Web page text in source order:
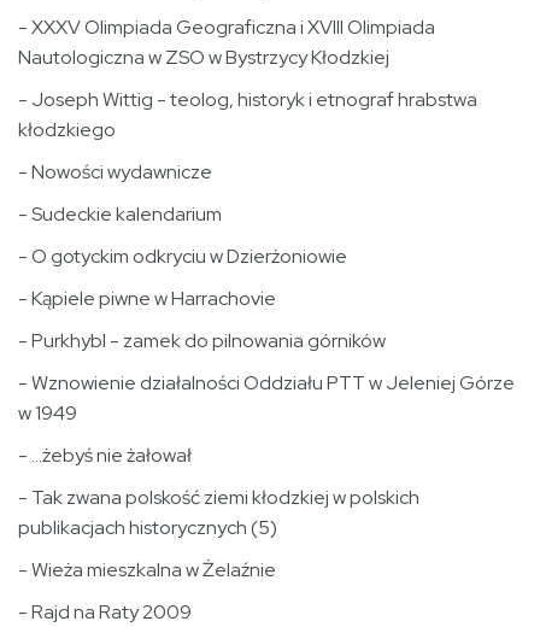
- XXXV Olimpiada Geograficzna i XVIII Olimpiada
Nautologiczna w ZSO w Bystrzycy Kłodzkiej
- Joseph Wittig - teolog, historyk i etnograf hrabstwa
kłodzkiego
- Nowości wydawnicze
- Sudeckie kalendarium
- O gotyckim odkryciu w Dzierżoniowie
- Kąpiele piwne w Harrachovie
- Purkhybl - zamek do pilnowania górników
- Wznowienie działalności Oddziału PTT w Jeleniej Górze
w 1949
- ...żebyś nie żałował
- Tak zwana polskość ziemi kłodzkiej w polskich
publikacjach historycznych (5)
- Wieża mieszkalna w Żelaźnie
- Rajd na Raty 2009